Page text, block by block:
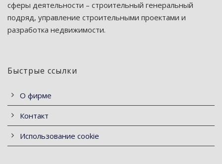
сферы деятельности – строительный генеральный
подряд, управление строительными проектами и
разработка недвижимости.
Быстрые ссылки
О фирме
Контакт
Использование cookie